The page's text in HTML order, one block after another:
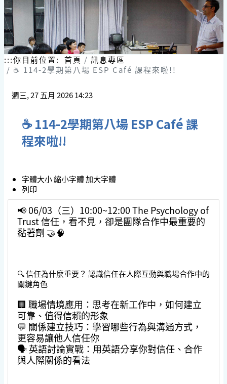
到
主
要
內
容
區
塊
:::你目前位置: 首頁
訊息專區
☕️ 114-2學期第八場 ESP Café 課程來啦!!
週三, 27 五月 2026 14:23
☕️ 114-2學期第八場 ESP Café 課
程來啦!!
字體大小縮小字體加大字體
列印
📢 06/03（三）10:00~12:00 The Psychology of
Trust 信任，看不見，卻是團隊合作中最重要的
黏著劑 🤝🧠
🔍 信任為什麼重要？ 認識信任在人際互動與職場合作中的
關鍵角色
🏢 職場情境應用：思考在新工作中，如何建立
可靠、值得信賴的形象
💬 關係建立技巧：學習哪些行為與溝通方式，
更容易讓他人信任你
🗣 英語討論實戰：用英語分享你對信任、合作
與人際關係的看法